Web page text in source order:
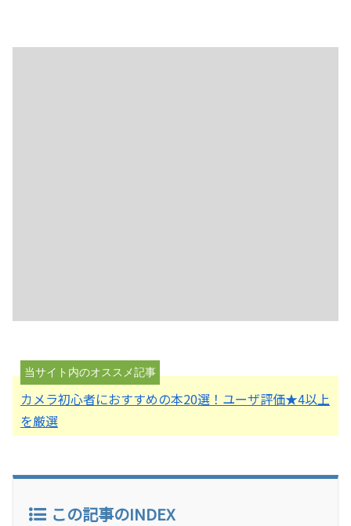
カメラ初心者におすすめの本20選！ユーザ評価★4以上
を厳選
この記事のINDEX